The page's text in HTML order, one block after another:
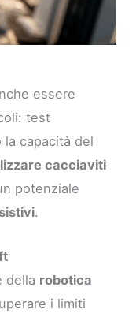
essere
test
capacità del
cacciaviti
potenziale
.
della robotica
i limiti